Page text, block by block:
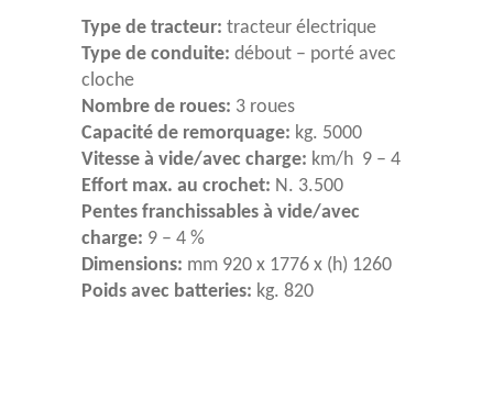
Type de tracteur: tracteur électrique
Type de conduite: débout – porté avec
cloche
Nombre de roues: 3 roues
Capacité de remorquage: kg. 5000
Vitesse à vide/avec charge: km/h 9 – 4
Effort max. au crochet: N. 3.500
Pentes franchissables à vide/avec
charge: 9 – 4 %
Dimensions: mm 920 x 1776 x (h) 1260
Poids avec batteries: kg. 820